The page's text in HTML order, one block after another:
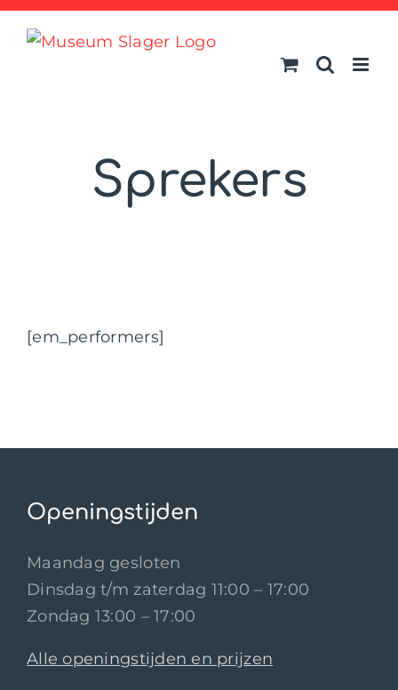
Ga
naar
Sprekers
[em_performers]
Openingstijden
Maandag gesloten
Dinsdag t/m zaterdag 11:00 – 17:00
Zondag 13:00 – 17:00
Alle openingstijden en prijzen